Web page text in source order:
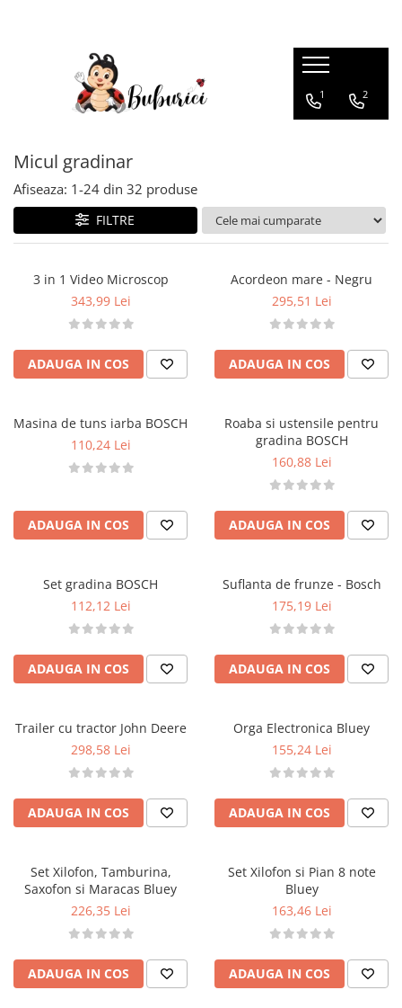
Construcții
Accesorii
Exterior
Interior
Bebeluși
Diverse
Mașinuțe
5-7 Ani
8-10 Ani
1 2
Micul gradinar
Afiseaza: 1-24 din 32 produse
FILTRE
3 in 1 Video Microscop
343,99 Lei
ADAUGA IN COS
Acordeon mare - Negru
295,51 Lei
ADAUGA IN COS
Masina de tuns iarba BOSCH
110,24 Lei
ADAUGA IN COS
Roaba si ustensile pentru
gradina BOSCH
160,88 Lei
ADAUGA IN COS
Set gradina BOSCH
112,12 Lei
ADAUGA IN COS
Suflanta de frunze - Bosch
175,19 Lei
ADAUGA IN COS
Trailer cu tractor John Deere
298,58 Lei
ADAUGA IN COS
Orga Electronica Bluey
155,24 Lei
ADAUGA IN COS
Set Xilofon, Tamburina,
Saxofon si Maracas Bluey
226,35 Lei
ADAUGA IN COS
Set Xilofon si Pian 8 note
Bluey
163,46 Lei
ADAUGA IN COS